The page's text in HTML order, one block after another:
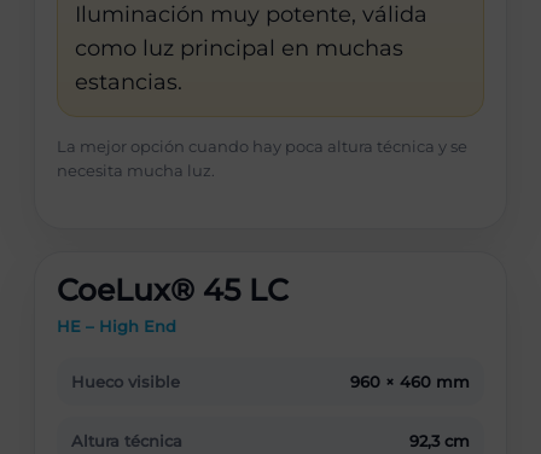
Iluminación muy potente, válida
como luz principal en muchas
estancias.
La mejor opción cuando hay poca altura técnica y se
necesita mucha luz.
CoeLux® 45 LC
HE – High End
Hueco visible 960 × 460 mm
Altura técnica 92,3 cm